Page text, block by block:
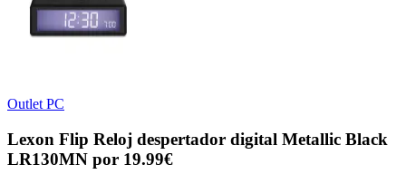
Outlet PC
Lexon Flip Reloj despertador digital Metallic Black
LR130MN por 19.99€